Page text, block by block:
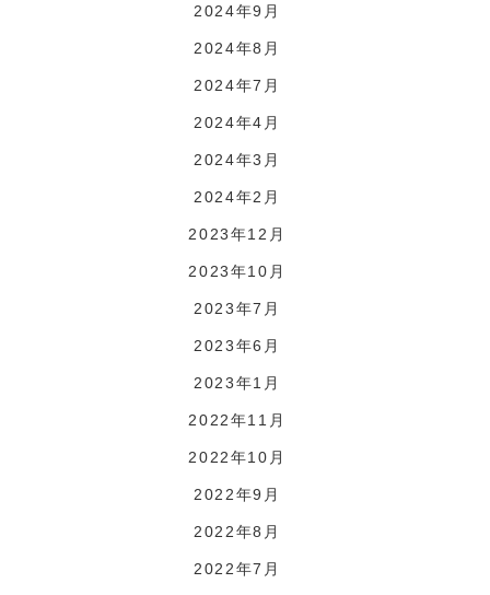
2024年9月
2024年8月
2024年7月
2024年4月
2024年3月
2024年2月
2023年12月
2023年10月
2023年7月
2023年6月
2023年1月
2022年11月
2022年10月
2022年9月
2022年8月
2022年7月